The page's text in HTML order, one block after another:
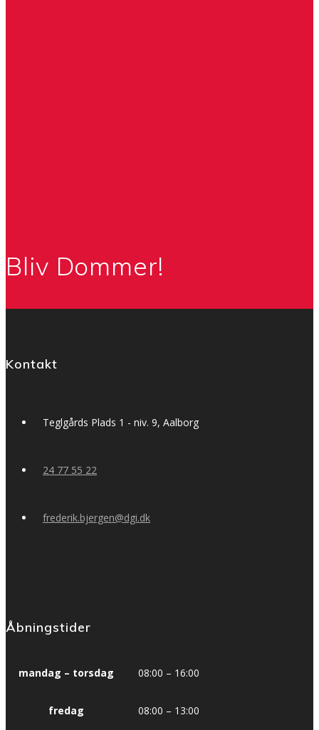
Bliv Dommer!
Kontakt
Teglgårds Plads 1 - niv. 9, Aalborg
24 77 55 22
frederik.bjergen@dgi.dk
Åbningstider
mandag – torsdag 08:00 – 16:00
fredag 08:00 – 13:00